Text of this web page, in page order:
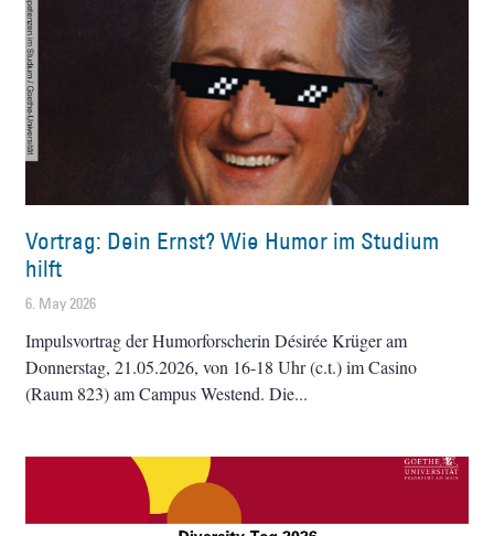
Vortrag: Dein Ernst? Wie Humor im Studium
hilft
6. May 2026
Impulsvortrag der Humorforscherin Désirée Krüger am
Donnerstag, 21.05.2026, von 16-18 Uhr (c.t.) im Casino
(Raum 823) am Campus Westend. Die